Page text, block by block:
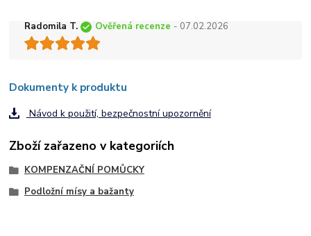
Radomila T. Ověřená recenze - 07.02.2026
Dokumenty k produktu
Návod k použití, bezpečnostní upozornění
Zboží zařazeno v kategoriích
KOMPENZAČNÍ POMŮCKY
Podložní mísy a bažanty